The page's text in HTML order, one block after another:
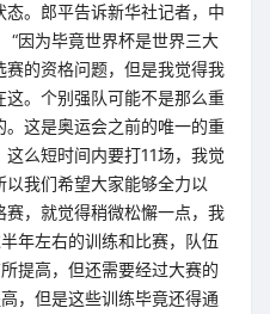
。郎平告诉新华社记者，中
“因为毕竟世界杯是世界三大
的资格问题，但是我觉得我
。个别强队可能不是那么重
这是奥运会之前的唯一的重
么短时间内要打11场，我觉
我们希望大家能够全力以
，就觉得稍微松懈一点，我
年左右的训练和比赛，队伍
提高，但还需要经过大赛的
，但是这些训练毕竟还得通